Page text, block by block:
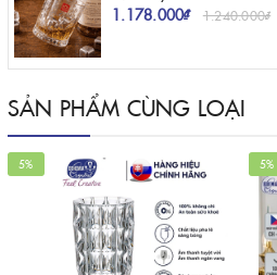
1.178.000₫
1.240.000₫
SẢN PHẨM CÙNG LOẠI
5% 5%